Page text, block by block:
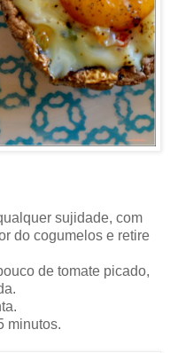
sujidade, com
do cogumelos e retire
de tomate picado,
minutos.